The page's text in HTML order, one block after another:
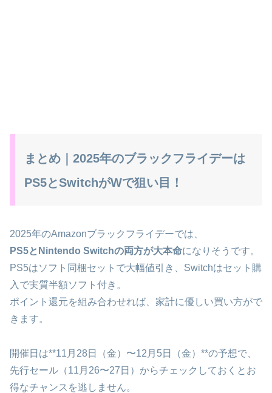
まとめ｜2025年のブラックフライデーは
PS5とSwitchがWで狙い目！
2025年のAmazonブラックフライデーでは、
PS5とNintendo Switchの両方が大本命になりそうです。
PS5はソフト同梱セットで大幅値引き、Switchはセット購
入で実質半額ソフト付き。
ポイント還元を組み合わせれば、家計に優しい買い方がで
きます。
開催日は**11月28日（金）〜12月5日（金）**の予想で、
先行セール（11月26〜27日）からチェックしておくとお
得なチャンスを逃しません。